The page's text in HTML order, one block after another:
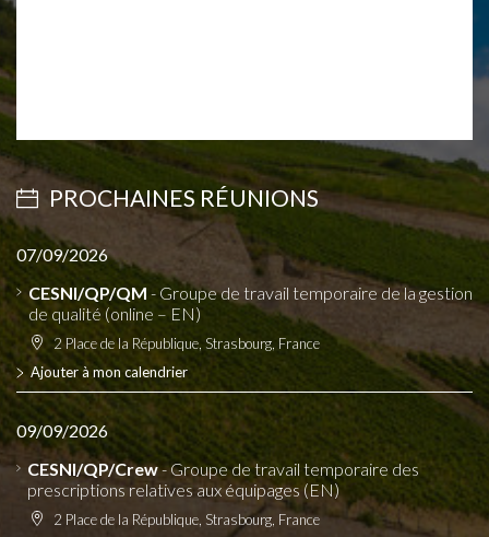
PROCHAINES RÉUNIONS
07/09/2026
CESNI/QP/QM - Groupe de travail temporaire de la gestion
de qualité (online – EN)
2 Place de la République, Strasbourg, France
Ajouter à mon calendrier
09/09/2026
CESNI/QP/Crew- Groupe de travail temporaire des
prescriptions relatives aux équipages (EN)
2 Place de la République, Strasbourg, France